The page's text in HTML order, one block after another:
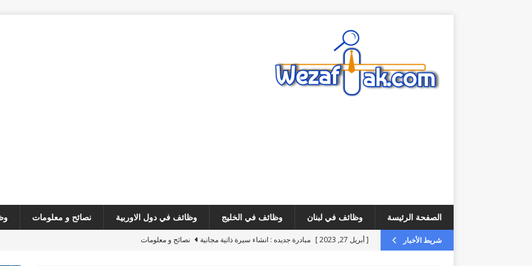
الصفحة الرئيسة وظائف في لبنان وظائف في الخليج وظائف في دول الاوربية نصائح و معلومات
شريط الأخبار [ أبريل 27, 2023 ] مبادرة جديده : انشاء سيرة ذاتية مجانية
نصائح و معلومات